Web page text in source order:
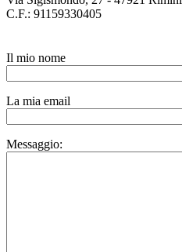
C.F.: 91159330405
Il mio nome
La mia email
Messaggio: